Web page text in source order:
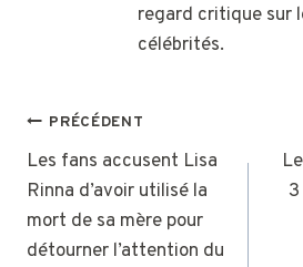
regard critique sur
célébrités.
NAVIGATION
DE
L’ARTICLE
PRÉCÉDENT
Les fans accusent Lisa
Rinna d’avoir utilisé la
mort de sa mère pour
détourner l’attention du